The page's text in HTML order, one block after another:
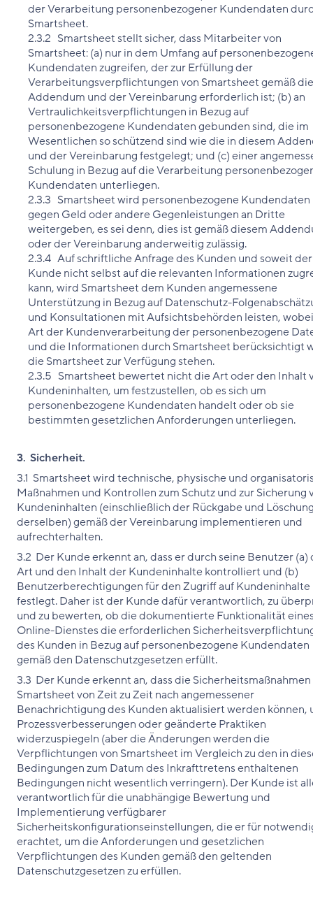
der Verarbeitung personenbezogener Kundendaten
Smartsheet.
2.3.2 Smartsheet stellt sicher, dass Mitarbeiter von
Smartsheet: (a) nur in dem Umfang auf
Kundendaten zugreifen, der zur Erfüllung der
Verarbeitungsverpflichtungen von Smartsheet gemäß
Addendum und der Vereinbarung erforderlich ist; (b) an
Vertraulichkeitsverpflichtungen in Bezug auf
personenbezogene Kundendaten gebunden sind, die im
Wesentlichen so schützend sind wie die in diesem
und der Vereinbarung festgelegt; und (c) einer
Schulung in Bezug auf die Verarbeitung
Kundendaten unterliegen.
2.3.3 Smartsheet wird personenbezogene
gegen Geld oder andere Gegenleistungen an Dritte
weitergeben, es sei denn, dies ist gemäß diesem
oder der Vereinbarung anderweitig zulässig.
2.3.4 Auf schriftliche Anfrage des Kunden und soweit der
Kunde nicht selbst auf die relevanten Informationen
kann, wird Smartsheet dem Kunden angemessene
Unterstützung in Bezug auf Datenschutz-
und Konsultationen mit Aufsichtsbehörden leisten,
Art der Kundenverarbeitung der personenbezogene
und die Informationen durch Smartsheet berücksichtigt
die Smartsheet zur Verfügung stehen.
2.3.5 Smartsheet bewertet nicht die Art oder den Inhalt
Kundeninhalten, um festzustellen, ob es sich um
personenbezogene Kundendaten handelt oder ob sie
bestimmten gesetzlichen Anforderungen unterliegen.
3. Sicherheit.
3.1 Smartsheet wird technische, physische und
Maßnahmen und Kontrollen zum Schutz und zur Sicherung
Kundeninhalten (einschließlich der Rückgabe und
derselben) gemäß der Vereinbarung implementieren und
aufrechterhalten.
3.2 Der Kunde erkennt an, dass er durch seine Benutzer (a)
Art und den Inhalt der Kundeninhalte kontrolliert und (b)
Benutzerberechtigungen für den Zugriff auf Kundeninhalte
festlegt. Daher ist der Kunde dafür verantwortlich, zu
und zu bewerten, ob die dokumentierte Funktionalität
Online-Dienstes die erforderlichen
des Kunden in Bezug auf personenbezogene Kundendaten
gemäß den Datenschutzgesetzen erfüllt.
3.3 Der Kunde erkennt an, dass die
Smartsheet von Zeit zu Zeit nach angemessener
Benachrichtigung des Kunden aktualisiert werden können,
Prozessverbesserungen oder geänderte Praktiken
widerzuspiegeln (aber die Änderungen werden die
Verpflichtungen von Smartsheet im Vergleich zu den in
Bedingungen zum Datum des Inkrafttretens enthaltenen
Bedingungen nicht wesentlich verringern). Der Kunde ist
verantwortlich für die unabhängige Bewertung und
Implementierung verfügbarer
Sicherheitskonfigurationseinstellungen, die er für
erachtet, um die Anforderungen und gesetzlichen
Verpflichtungen des Kunden gemäß den geltenden
Datenschutzgesetzen zu erfüllen.